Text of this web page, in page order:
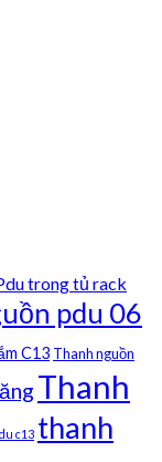
trong tủ rack
pdu 06
C13 Thanh nguồn
Thanh
c13 thanh